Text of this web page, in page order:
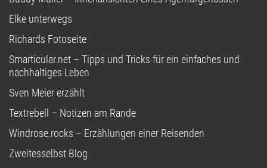
Elke unterwegs
Richards Fotoseite
Smarticular.net – Tipps und Tricks für ein einfaches und
nachhaltiges Leben
Sven Meier erzählt
Textrebell – Notizen am Rande
Windrose.rocks – Erzählungen einer Reisenden
Zweitesselbst Blog